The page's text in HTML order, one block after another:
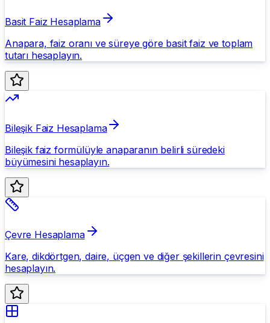
Basit Faiz Hesaplama
Anapara, faiz oranı ve süreye göre basit faiz ve toplam
tutarı hesaplayın.
Bileşik Faiz Hesaplama
Bileşik faiz formülüyle anaparanın belirli süredeki
büyümesini hesaplayın.
Çevre Hesaplama
Kare, dikdörtgen, daire, üçgen ve diğer şekillerin çevresini
hesaplayın.